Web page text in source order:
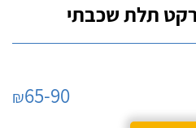
תלת שכבתי
₪65-90